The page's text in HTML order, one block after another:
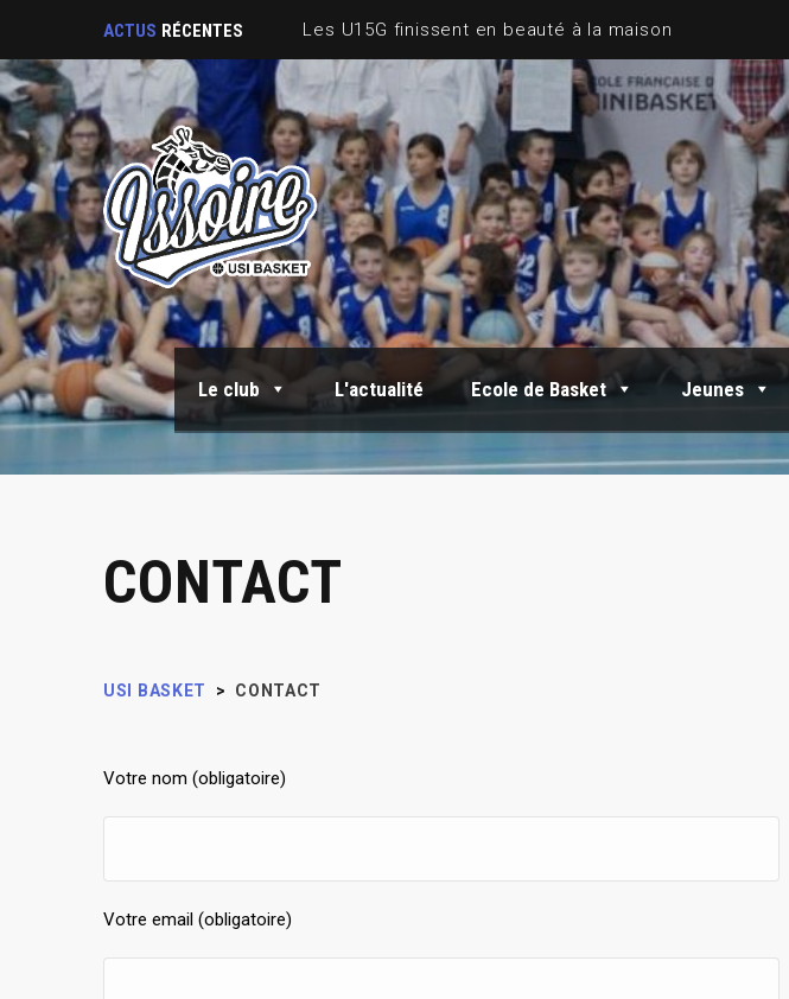
ACTUS RÉCENTES
Le club L'actualité Ecole de Basket Jeunes
CONTACT
USI BASKET > CONTACT
Votre nom (obligatoire)
Votre email (obligatoire)